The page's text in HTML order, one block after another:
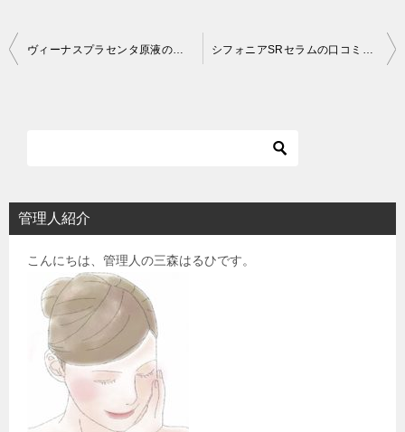
投
シ
ヴィーナスプラセンタ原液の販売店と通販で安くお得な価格で買う方法 シフォニアSRセラムの口コミ効果を評価！他のエイジングケア導入美容液と何が違う？
管理人紹介
こんにちは、管理人の三森はるひです。